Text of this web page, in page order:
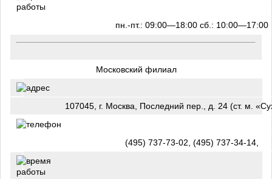
пн.-пт.: 09:00—18:00 сб.: 10:00—17:00
Московский филиал
107045, г. Москва, Последний пер., д. 24 (ст. м.
(495) 737-73-02, (495) 737-34-14,